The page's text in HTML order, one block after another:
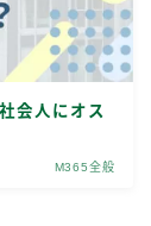
会人にオス
M365全般